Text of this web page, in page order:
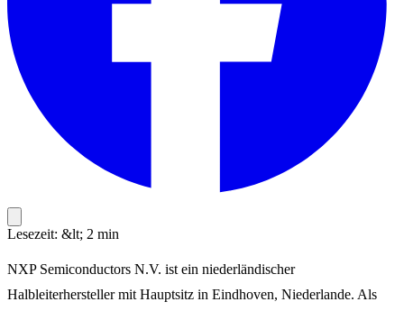
Lesezeit: &lt; 2 min
NXP Semiconductors N.V. ist ein niederländischer
Halbleiterhersteller mit Hauptsitz in Eindhoven, Niederlande. Als